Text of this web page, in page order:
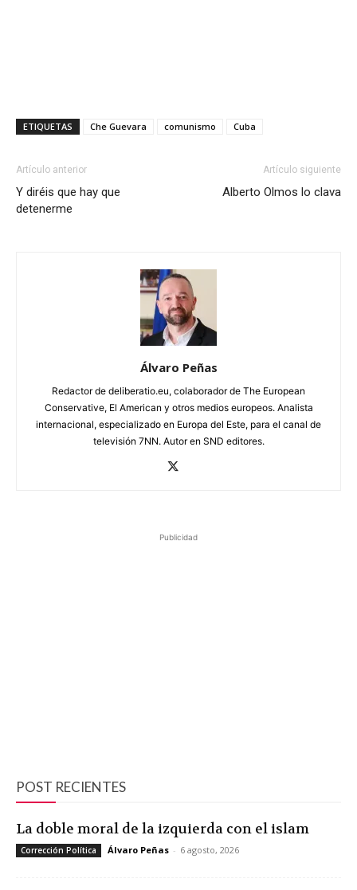
ETIQUETAS Che Guevara comunismo Cuba
Artículo anterior
Y diréis que hay que
detenerme
Artículo siguiente
Alberto Olmos lo clava
Álvaro Peñas
Redactor de deliberatio.eu, colaborador de The European
Conservative, El American y otros medios europeos. Analista
internacional, especializado en Europa del Este, para el canal de
televisión 7NN. Autor en SND editores.
Publicidad
POST RECIENTES
La doble moral de la izquierda con el islam
Corrección Política Álvaro Peñas - 6 agosto, 2026